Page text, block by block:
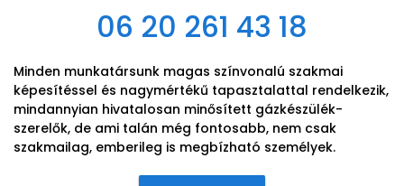
06 20 261 43 18
Minden munkatársunk magas színvonalú szakmai
képesítéssel és nagymértékű tapasztalattal rendelkezik,
mindannyian hivatalosan minősített gázkészülék-
szerelők, de ami talán még fontosabb, nem csak
szakmailag, emberileg is megbízható személyek.